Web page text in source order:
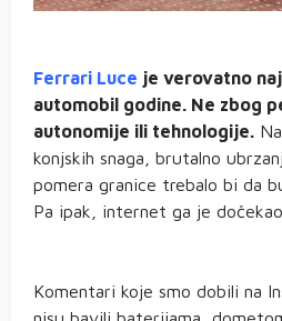
Ferrari Luce je verovatno
automobil godine. Ne zbog
autonomije ili tehnologije.
konjskih snaga, brutalno
pomera granice trebalo bi da
Pa ipak, internet ga je
Komentari koje smo dobili na